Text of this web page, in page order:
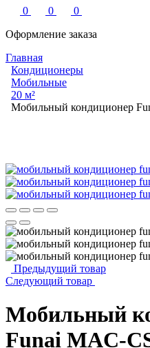
0
0
0
Оформление заказа
Главная
Кондиционеры
Мобильные
20 м²
Мобильный кондиционер
Предыдущий товар
Следующий товар
Мобильный
Funai MAC-